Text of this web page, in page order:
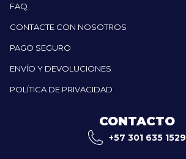
FAQ
CONTACTE CON NOSOTROS
PAGO SEGURO
ENVÍO Y DEVOLUCIONES
POLÍTICA DE PRIVACIDAD
CONTACTO
+57 301 635 1529